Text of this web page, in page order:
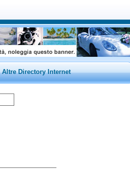
Altre Directory Internet